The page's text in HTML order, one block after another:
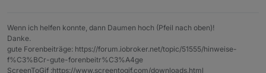
Wenn ich helfen konnte, dann Daumen hoch (Pfeil nach oben)!
Danke.
gute Forenbeiträge: https://forum.iobroker.net/topic/51555/hinweise-
f%C3%BCr-gute-forenbeitr%C3%A4ge
ScreenToGif :https://www.screentogif.com/downloads.html